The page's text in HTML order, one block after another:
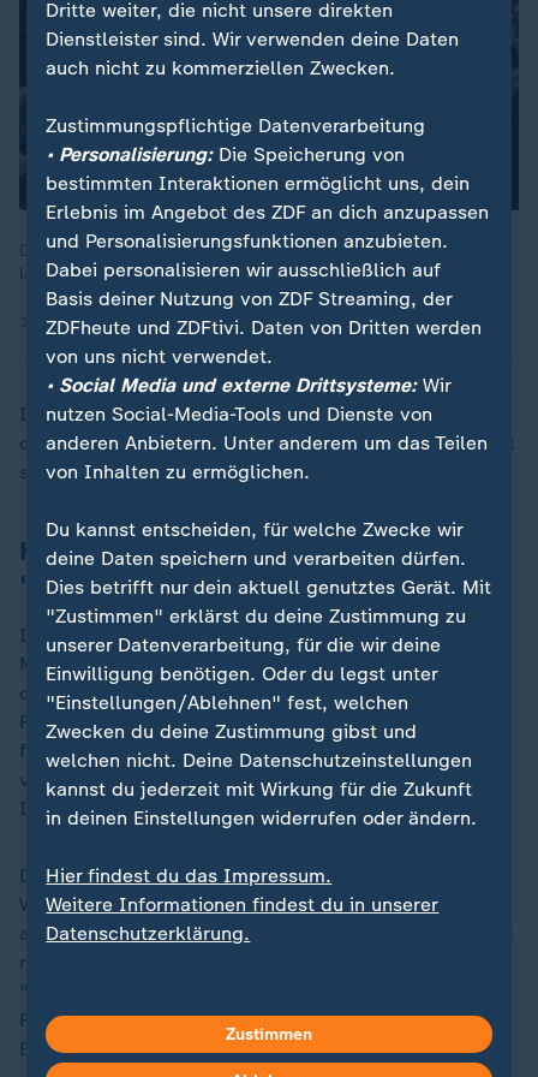
Die brüchige Waffenruhe zwischen Israel und Libanon wird
laut US-Präsident Trump um drei Wochen verlängert.
24.04.2026 | 0:21 min
Israel und der Libanon unterhalten keine offiziellen
diplomatischen Beziehungen und befinden sich formell
seit 1948 im Kriegszustand.
Konflikt um von Israel errichtete
"Sicherheitszone"
Israel strebt nach früheren Äußerungen des
MinisterpräsidentenBenjamin Netanjahu mit den
direkten Verhandlungen ein dauerhaftes
Friedensabkommen mit dem Libanon an. Netanjahu
fordert auch eine Entwaffnung der mit dem Iran
verbündeten libanesischen Hisbollah-Miliz, mit der
Israel bis zuletzt wieder im offenen Krieg stand.
Die libanesische Regierung will eine dauerhafte
Waffenruhe und einen Abzug der israelischen Soldaten
aus dem Süden des Libanons erreichen. Israel hat dort
nach eigenen Angaben eine sogenannte
"Sicherheitszone" eingerichtet, die libanesische
Führung spricht dagegen von Besatzung libanesischen
Bodens.
Dritte weiter, die nicht unsere direkten
Dienstleister sind. Wir verwenden deine Daten
auch nicht zu kommerziellen Zwecken.
Zustimmungspflichtige Datenverarbeitung
• Personalisierung:Die Speicherung von
bestimmten Interaktionen ermöglicht uns, dein
Erlebnis im Angebot des ZDF an dich anzupassen
und Personalisierungsfunktionen anzubieten.
Dabei personalisieren wir ausschließlich auf
Basis deiner Nutzung von ZDF Streaming, der
ZDFheute und ZDFtivi. Daten von Dritten werden
von uns nicht verwendet.
• Social Media und externe Drittsysteme:Wir
nutzen Social-Media-Tools und Dienste von
anderen Anbietern. Unter anderem um das Teilen
von Inhalten zu ermöglichen.
Du kannst entscheiden, für welche Zwecke wir
deine Daten speichern und verarbeiten dürfen.
Dies betrifft nur dein aktuell genutztes Gerät. Mit
"Zustimmen" erklärst du deine Zustimmung zu
unserer Datenverarbeitung, für die wir deine
Einwilligung benötigen. Oder du legst unter
"Einstellungen/Ablehnen" fest, welchen
Zwecken du deine Zustimmung gibst und
welchen nicht. Deine Datenschutzeinstellungen
kannst du jederzeit mit Wirkung für die Zukunft
in deinen Einstellungen widerrufen oder ändern.
Hier findest du das Impressum.
Weitere Informationen findest du in unserer
Datenschutzerklärung.
Zustimmen